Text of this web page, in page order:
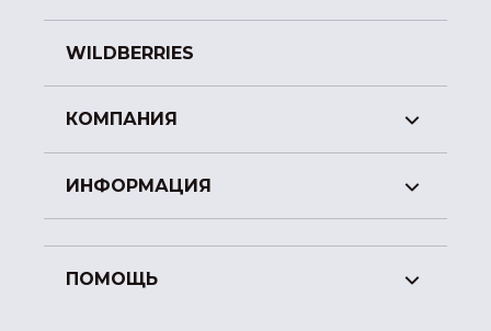
WILDBERRIES
КОМПАНИЯ
ИНФОРМАЦИЯ
ПОМОЩЬ